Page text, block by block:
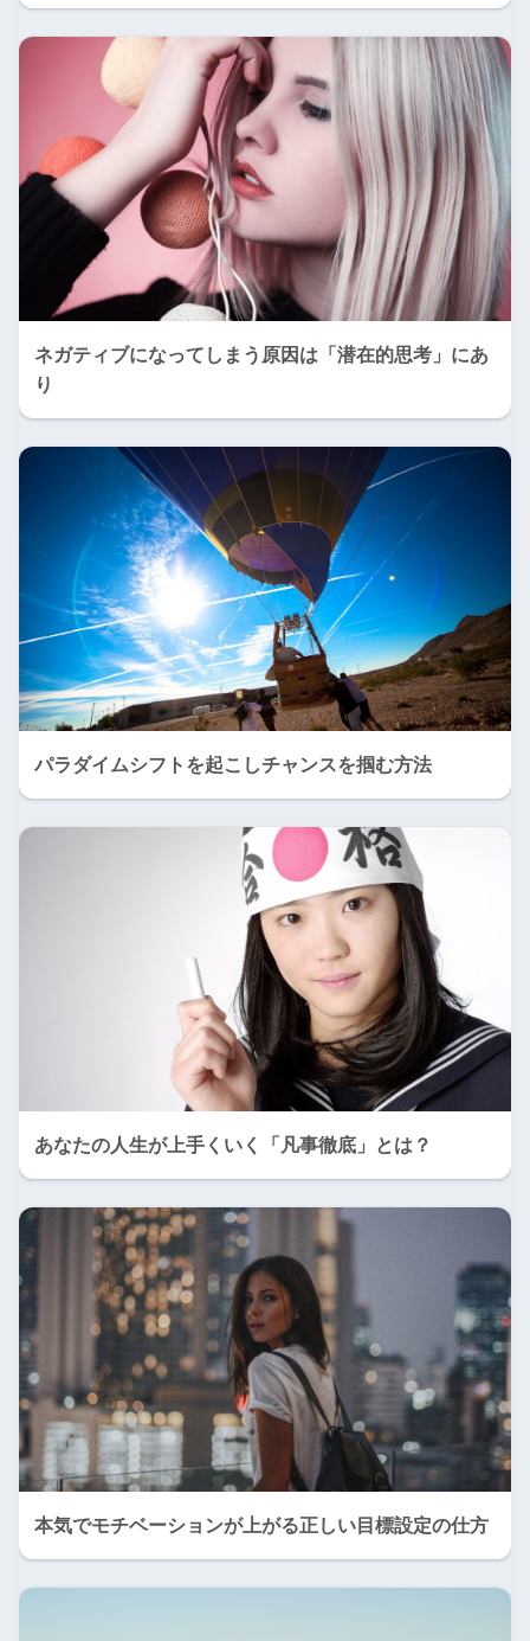
ネガティブになってしまう原因は「潜在的思考」にあ
り
パラダイムシフトを起こしチャンスを掴む方法
あなたの人生が上手くいく「凡事徹底」とは？
本気でモチベーションが上がる正しい目標設定の仕方